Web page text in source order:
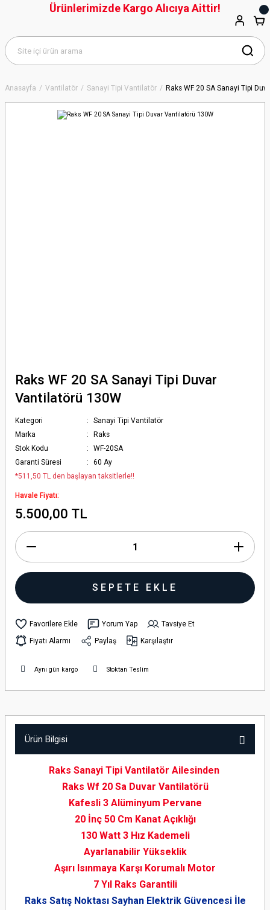
Anasayfa Vantilatör Sanayi Tipi Vantilatör Raks WF 20 SA Sanayi Tipi
Raks WF 20 SA Sanayi Tipi Duvar
Vantilatörü 130W
Kategori
Sanayi Tipi Vantilatör
Marka
Raks
Stok Kodu
WF-20SA
Garanti Süresi
60 Ay
*511,50 TL den başlayan taksitlerle!!
Havale Fiyatı:
5.500,00 TL
SEPETE EKLE
Yorum Yap
Tavsiye Et
Fiyatı Alarmı
Paylaş Karşılaştır
Aynı gün kargo Stoktan Teslim
Ürün Bilgisi
Raks Sanayi Tipi Vantilatör Ailesinden
Raks Wf 20 Sa Duvar Vantilatörü
Kafesli 3 Alüminyum Pervane
20 İnç 50 Cm Kanat Açıklığı
130 Watt 3 Hız Kademeli
Ayarlanabilir Yükseklik
Aşırı Isınmaya Karşı Korumalı Motor
7 Yıl Raks Garantili
Raks Satış Noktası Sayhan Elektrik Güvencesi İle
Ürünlerimizde Kargo Alıcıya Aittir!